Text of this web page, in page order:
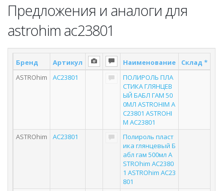
Предложения и аналоги для
astrohim ac23801
Бренд Артикул Наименование Склад *
ASTROhim
AC23801
ПОЛИРОЛЬ ПЛА
СТИКА ГЛЯНЦЕВ
ЫЙ БАБЛ ГАМ 50
0МЛ ASTROHIM A
C23801 ASTROHI
M AC23801
ASTROhim
AC23801
Полироль пласт
ика глянцевый Б
абл гам 500мл A
STROhim AC2380
1 ASTROhim AC23
801